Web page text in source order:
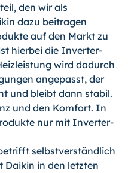
den wir als
dazu beitragen
auf den Markt zu
hierbei die Inverter-
wird dadurch
angepasst, der
und bleibt dann stabil.
und den Komfort. In
nur mit Inverter-
selbstverständlich
Daikin in den letzten